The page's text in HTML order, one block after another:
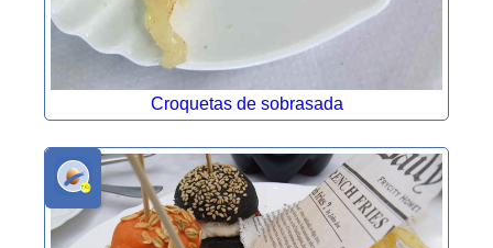
Croquetas de sobrasada